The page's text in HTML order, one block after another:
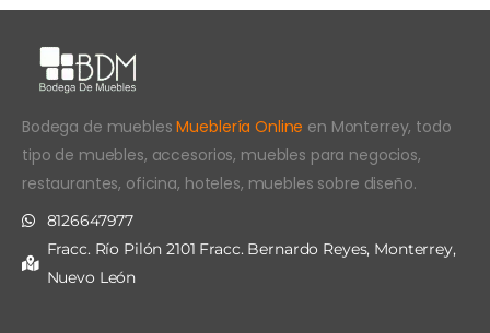
Bodega de mueblesMueblería Online en Monterrey, todo
tipo de muebles, accesorios, muebles para negocios,
restaurantes, oficina, hoteles, muebles sobre diseño.
8126647977
Fracc. Río Pilón 2101 Fracc. Bernardo Reyes, Monterrey,
Nuevo León